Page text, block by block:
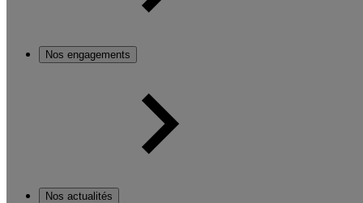
Nos engagements
Nos actualités